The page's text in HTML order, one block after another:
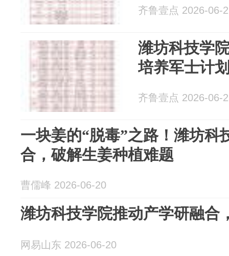
齐鲁壹点 2026-06-
潍坊科技学
培养军士计
齐鲁壹点 2026-06-
一块姜的“脱毒”之路！潍坊科
合，破解生姜种植难题
曹儒峰 2026-06-20
潍坊科技学院推动产学研融合
网易山东 2026-06-20